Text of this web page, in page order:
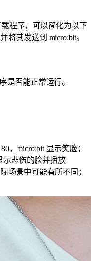
程序，可以简化为以下
将其发送到 micro:bit。
是否能正常运行。
，micro:bit 显示笑脸；
示悲伤的脸并播放
场景中可能有所不同；